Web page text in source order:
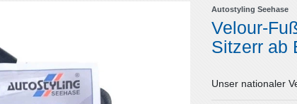
Autostyling Seehase
Velour-
Sitzerr ab
Unser nationaler